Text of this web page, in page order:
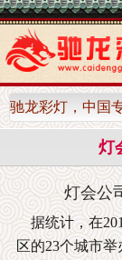
驰龙彩灯，中国
灯
灯会公
据统计，在
区的23个城市